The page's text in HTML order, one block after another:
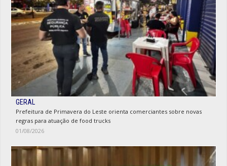
GERAL
Prefeitura de Primavera do Leste orienta comerciantes sobre novas
regras para atuação de food trucks
01/08/2026